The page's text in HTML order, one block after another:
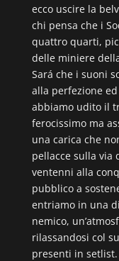
ecco uscire la
chi pensa che i
quattro quarti,
delle miniere
Sará che i suoni
alla perfezione
abbiamo udito il
ferocissimo ma
una carica che
pellacce sulla via
ventenni alla
pubblico a
entriamo in una
nemico,
rilassandosi col
presenti in setlist.